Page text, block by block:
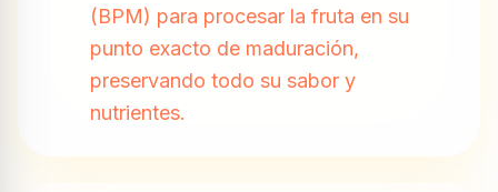
(BPM) para procesar la fruta en su
punto exacto de maduración,
preservando todo su sabor y
nutrientes.